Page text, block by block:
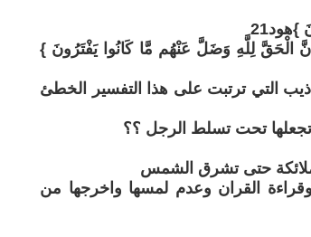
الْحَقَّ لِلَّهِ وَضَلَّ عَنْهُم مَّا كَانُوا يَفْتَرُونَ }
التي ترتبت على هذا التفسير الخطئ
تحت تسلط الرجل ؟؟
القران وعدم لمسها واخرجها من